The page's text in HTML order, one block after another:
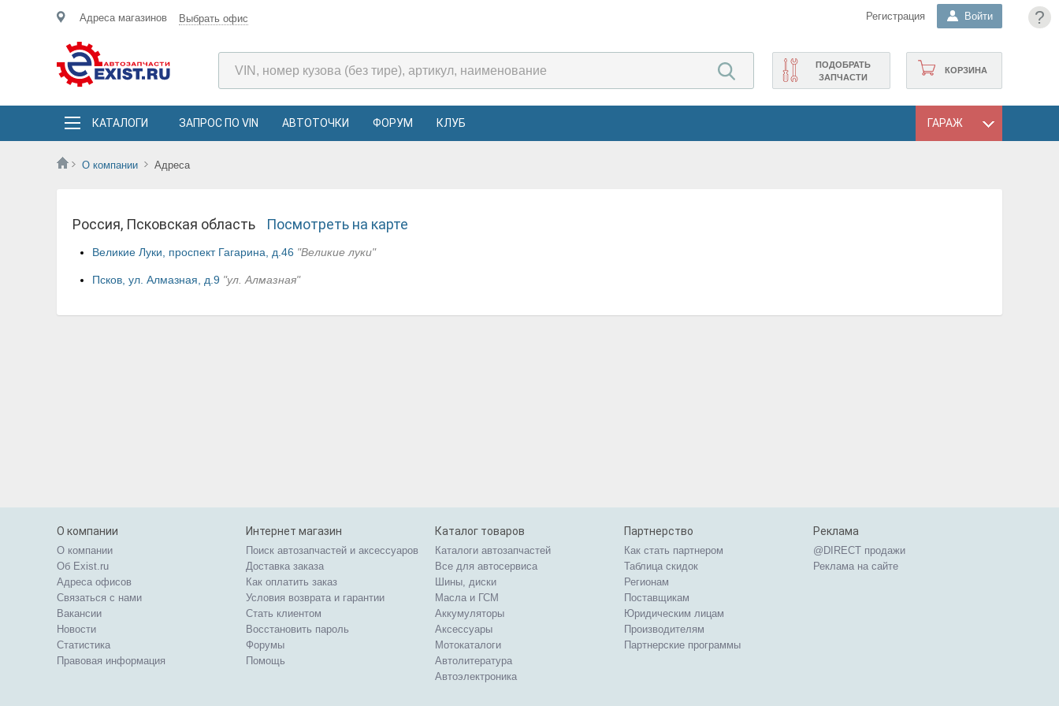
?
Адреса магазинов Выбрать офис Регистрация Войти
КОРЗИНА
ПОДОБРАТЬ
ЗАПЧАСТИ
КАТАЛОГИ ЗАПРОС ПО VIN АВТОТОЧКИ ФОРУМ КЛУБ ГАРАЖ
О компании Адреса
Россия, Псковская область Посмотреть на карте
Великие Луки, проспект Гагарина, д.46 "Великие луки"
Псков, ул. Алмазная, д.9 "ул. Алмазная"
О компании
О компании
Об Exist.ru
Адреса офисов
Связаться с нами
Вакансии
Новости
Статистика
Правовая информация
Интернет магазин
Поиск автозапчастей и аксессуаров
Доставка заказа
Как оплатить заказ
Условия возврата и гарантии
Стать клиентом
Восстановить пароль
Форумы
Помощь
Каталог товаров
Каталоги автозапчастей
Все для автосервиса
Шины, диски
Масла и ГСМ
Аккумуляторы
Аксессуары
Мотокаталоги
Автолитература
Автоэлектроника
Партнерство
Как стать партнером
Таблица скидок
Регионам
Поставщикам
Юридическим лицам
Производителям
Партнерские программы
Реклама
@DIRECT продажи
Реклама на сайте